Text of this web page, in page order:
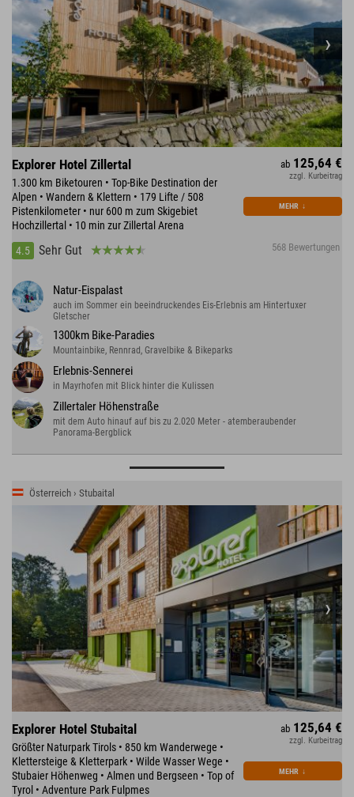
Explorer Hotel Zillertal
1.300 km Biketouren • Top-Bike Destination der
Alpen • Wandern & Klettern • 179 Lifte / 508
Pistenkilometer • nur 600 m zum Skigebiet
Hochzillertal • 10 min zur Zillertal Arena
4.5
Sehr Gut 568 Bewertungen
ab 125,64 €
zzgl. Kurbeitrag
MEHR ↓
Natur-Eispalast
auch im Sommer ein beeindruckendes Eis-Erlebnis am Hintertuxer
Gletscher
1300km Bike-Paradies
Mountainbike, Rennrad, Gravelbike & Bikeparks
Erlebnis-Sennerei
in Mayrhofen mit Blick hinter die Kulissen
Zillertaler Höhenstraße
mit dem Auto hinauf auf bis zu 2.020 Meter - atemberaubender
Panorama-Bergblick
Österreich › Stubaital
Explorer Hotel Stubaital
Größter Naturpark Tirols • 850 km Wanderwege •
Klettersteige & Kletterpark • Wilde Wasser Wege •
Stubaier Höhenweg • Almen und Bergseen • Top of
Tyrol • Adventure Park Fulpmes
ab 125,64 €
zzgl. Kurbeitrag
MEHR ↓